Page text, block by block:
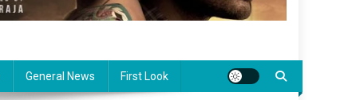
General News First Look